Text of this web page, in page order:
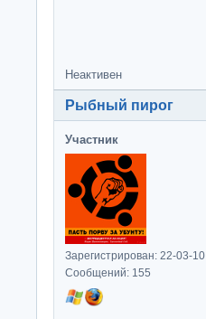
Неактивен
Рыбный пирог
Участник
Зарегистрирован: 22-03-10
Сообщений: 155